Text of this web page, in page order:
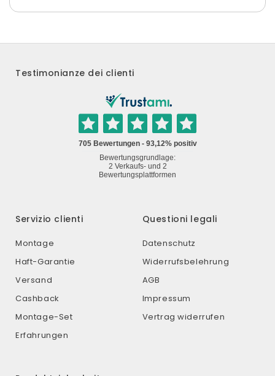
Testimonianze dei clienti
Servizio clienti
Montage
Haft-Garantie
Versand
Cashback
Montage-Set
Erfahrungen
Questioni legali
Datenschutz
Widerrufsbelehrung
AGB
Impressum
Vertrag widerrufen